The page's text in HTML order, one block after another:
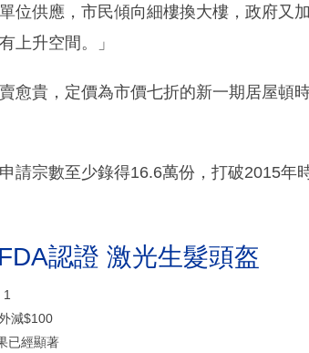
位供應，市民傾向細樓換大樓，政府又
上升空間。」
愈貴，定價為市價七折的新一期居屋頓
請宗數至少錄得16.6萬份，打破2015年
認證 激光生髮頭盔
1
減$100
已經顯著